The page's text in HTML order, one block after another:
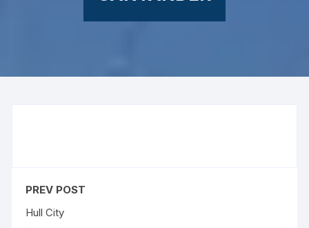
PREV POST
Hull City